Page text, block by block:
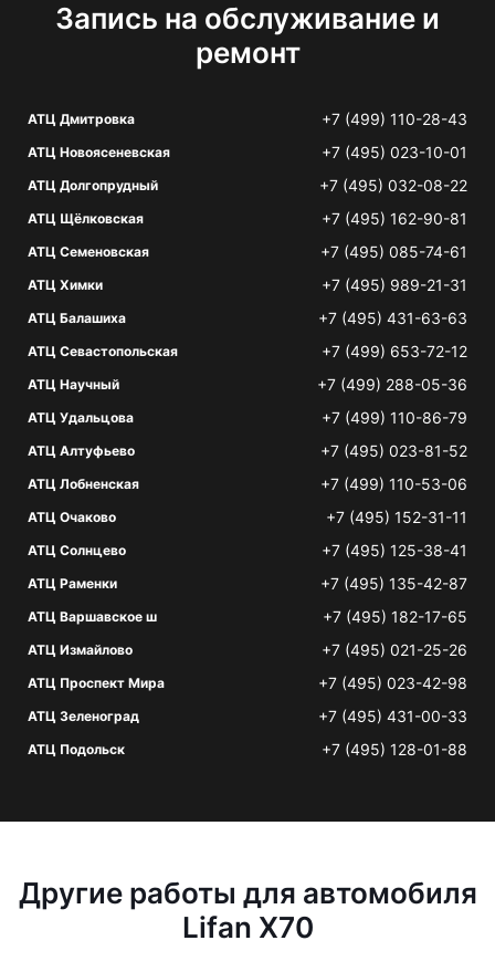
Запись на обслуживание и
ремонт
АТЦ Дмитровка +7 (499) 110-28-43
АТЦ Новоясеневская +7 (495) 023-10-01
АТЦ Долгопрудный +7 (495) 032-08-22
АТЦ Щёлковская +7 (495) 162-90-81
АТЦ Семеновская +7 (495) 085-74-61
АТЦ Химки +7 (495) 989-21-31
АТЦ Балашиха +7 (495) 431-63-63
АТЦ Севастопольская +7 (499) 653-72-12
АТЦ Научный +7 (499) 288-05-36
АТЦ Удальцова +7 (499) 110-86-79
АТЦ Алтуфьево +7 (495) 023-81-52
АТЦ Лобненская +7 (499) 110-53-06
АТЦ Очаково +7 (495) 152-31-11
АТЦ Солнцево +7 (495) 125-38-41
АТЦ Раменки +7 (495) 135-42-87
АТЦ Варшавское ш +7 (495) 182-17-65
АТЦ Измайлово +7 (495) 021-25-26
АТЦ Проспект Мира +7 (495) 023-42-98
АТЦ Зеленоград +7 (495) 431-00-33
АТЦ Подольск +7 (495) 128-01-88
Другие работы для автомобиля
Lifan X70